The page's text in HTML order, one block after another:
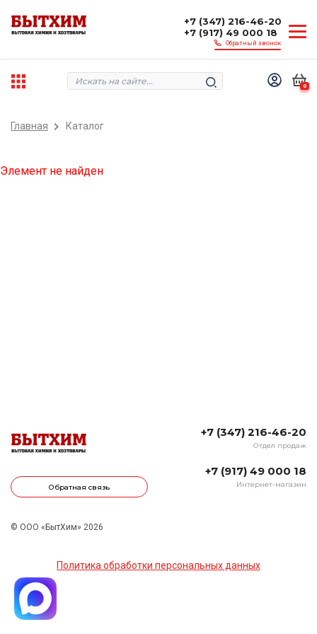
+7 (347) 216-46-20
+7 (917) 49 000 18
Обратный звонок
0
Главная Каталог
Элемент не найден
Обратная связь
+7 (347) 216-46-20
Отдел продаж
+7 (917) 49 000 18
Интернет-магазин
© ООО «БытХим» 2026
Политика обработки персональных данных